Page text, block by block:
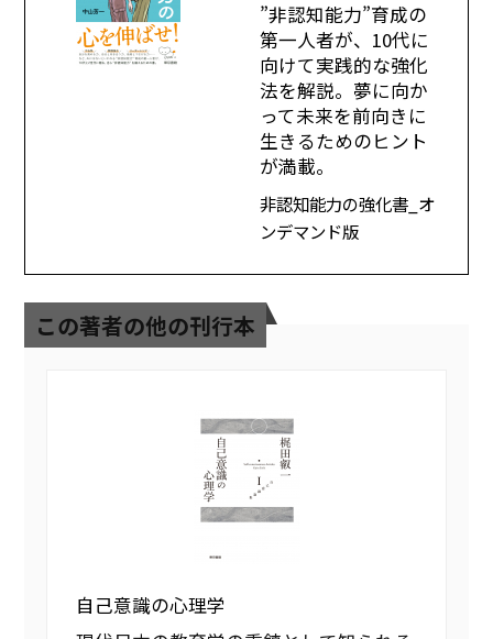
”非認知能力”育成の
第一人者が、10代に
向けて実践的な強化
法を解説。夢に向か
って未来を前向きに
生きるためのヒント
が満載。
非認知能力の強化書_オ
ンデマンド版
この著者の他の刊行本
自己意識の心理学